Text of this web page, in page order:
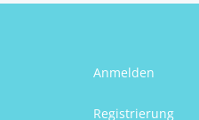
Anmelden
Registrierung